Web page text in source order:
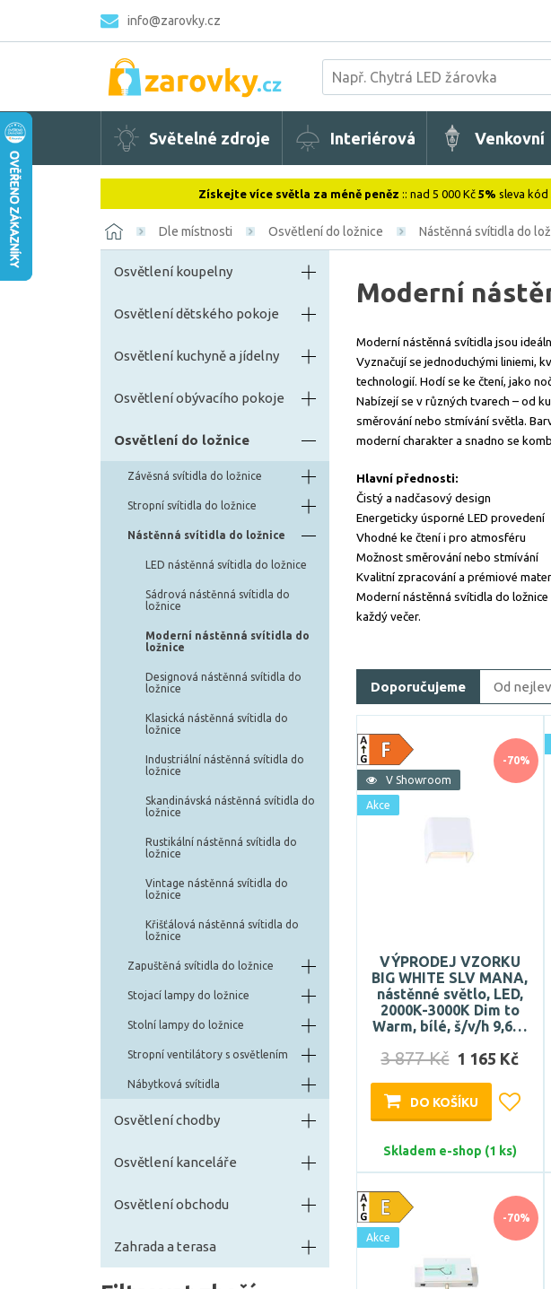
info@zarovky.cz
Světelné zdroje Interiérová Venkovní
Získejte více světla za méně peněz :: nad 5 000 Kč 5% sleva kód
Dle místnosti Osvětlení do ložnice Nástěnná svítidla do
Moderní
Moderní nástěnná svítidla jsou
Vyznačují se jednoduchými liniemi,
technologií. Hodí se ke čtení, jako
Nabízejí se v různých tvarech – od
směrování nebo stmívání světla.
moderní charakter a snadno se
Hlavní přednosti:
Čistý a nadčasový design
Energeticky úsporné LED provedení
Vhodné ke čtení i pro atmosféru
Možnost směrování nebo stmívání
Kvalitní zpracování a prémiové
Moderní nástěnná svítidla do
každý večer.
Osvětlení koupelny
Osvětlení dětského pokoje
Osvětlení kuchyně a jídelny
Osvětlení obývacího pokoje
Osvětlení do ložnice
Závěsná svítidla do ložnice
Stropní svítidla do ložnice
Nástěnná svítidla do ložnice
LED nástěnná svítidla do ložnice
Sádrová nástěnná svítidla do
ložnice
Moderní nástěnná svítidla do
ložnice
Designová nástěnná svítidla do
ložnice
Klasická nástěnná svítidla do
ložnice
Industriální nástěnná svítidla do
ložnice
Skandinávská nástěnná svítidla do
ložnice
Rustikální nástěnná svítidla do
ložnice
Vintage nástěnná svítidla do
ložnice
Křišťálová nástěnná svítidla do
ložnice
Zapuštěná svítidla do ložnice
Stojací lampy do ložnice
Stolní lampy do ložnice
Stropní ventilátory s osvětlením
Nábytková svítidla
Osvětlení chodby
Osvětlení kanceláře
Osvětlení obchodu
Zahrada a terasa
Doporučujeme Od
-70%
V Showroom
Akce
VÝPRODEJ VZORKU
BIG WHITE SLV MANA,
nástěnné světlo, LED,
2000K-3000K Dim to
Warm, bílé, š/v/h 9,6…
3 877 Kč 1 165 Kč
DO KOŠÍKU
Skladem e-shop (1 ks)
-70%
Akce